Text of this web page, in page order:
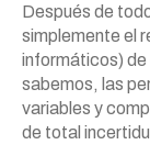
Después de
simplemente el
informáticos) de
sabemos, las
variables y
de total